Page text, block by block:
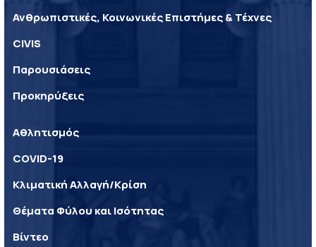
Ανθρωπιστικές, Κοινωνικές Επιστήμες & Τέχνες
CIVIS
Παρουσιάσεις
Προκηρύξεις
Αθλητισμός
COVID-19
Κλιματική Αλλαγή/Κρίση
Θέματα Φύλου και Ισότητας
Βίντεο